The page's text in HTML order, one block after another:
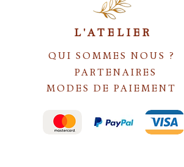
L'ATELIER
QUI SOMMES NOUS ?
PARTENAIRES
MODES DE PAIEMENT